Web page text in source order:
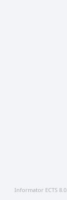
Informator ECTS